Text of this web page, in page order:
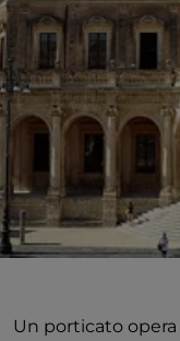
Un porticato